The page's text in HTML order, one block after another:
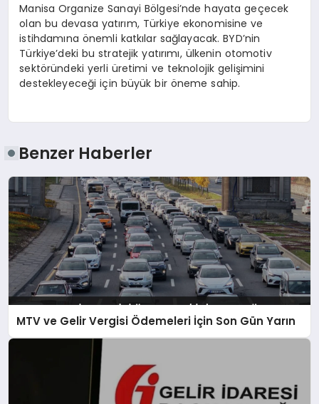
Manisa Organize Sanayi Bölgesi’nde hayata geçecek
olan bu devasa yatırım, Türkiye ekonomisine ve
istihdamına önemli katkılar sağlayacak. BYD’nin
Türkiye’deki bu stratejik yatırımı, ülkenin otomotiv
sektöründeki yerli üretimi ve teknolojik gelişimini
destekleyeceği için büyük bir öneme sahip.
Benzer Haberler
MTV ve Gelir Vergisi Ödemeleri İçin Son Gün Yarın